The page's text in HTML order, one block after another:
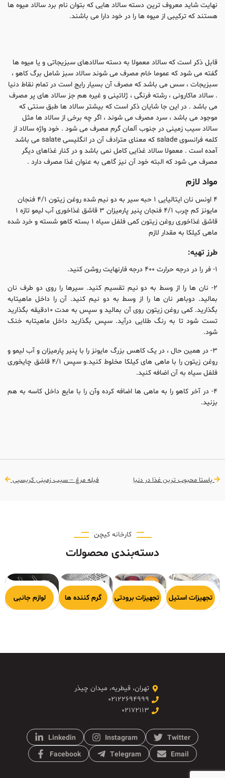
نهایت شاید معروف ترین دسته سالاد هایی که بتوان نام برد سالاد میوه ها
هستند که ترکیبی از میوه ها را در خود دارا می باشند.
قابل ذکر است که سالاد معمولا به دسته سالادهای سبزیجاتی و یا میوه ها
گفته می شود که عموما خام مصرف می شوند سالاد سبز شامل برگ کاهو ،
سبزیجات ، سس می باشد که مصرف آن بسیار رایج است در تمام نقاط دنیا
. سالاد ماکارونی ، رشته فرنگی ، ژلاتینی و غیره هم جز سالاد های پر مصرف
می باشد . در این جا شایان ذکر است که بیشتر سالاد ها طبق سنتی که
موجود می باشد ، سرد مصرف می شوند ، اگر چه برخی از سالاد ها مثل
سالاد سیب زمینی در جنوب آلمان گرم مصرف می شود . خود واژه سالاد از
کلمه فرانسوی salade که معنای مترادف آن در انگلیسی salate می باشد
آمده است . معمولا سالاد غذایی کامل نمی باشد و در کنار غذاهای دیگر
مصرف می شود که البته خود آن نیز گاهی به عنوان غذا مصرف دارد .
مواد لازم
۴ اونس نان ایتالیایی ۱ حبه سیر به دو نیم شده روغن زیتون ۴/۱ فنجان
مایونز کم چرب ۴/۱ فنجان پنیر پارمیزان ۳ قاشق غذاخوری آب لیمو تازه ۱
قاشق غذاخوری روغن زیتون کمی فلفل سیاه ۱ بسته کاهو شسته و خرد شده
ماهی کیلکا به مقدار لازم
طرز تهیه:
۱- فر را در درجه حرارت ۴۰۰ درجه فارنهایت روشن کنید.
۲- نان ها را از وسط به دو نیم تقسیم کنید. سیرها را روی دو طرف نان
بمالید. دوباهر نان ها را از وسط به دو نیم کنید. آن را داخل ماهیتابه
بگذارید. کمی روغن زیتون روی آن بمالید و سپس به مدت ۱۰دقیقه بگذارید
تست شود تا به رنگ طلایی درآید. سپس بگذارید داخل ماهیتابه خنک
شود.
۳- در همین حال ، در یک کاهس بزرگ مایونز را با پنیر پارمیزان و آب لیمو و
روغن زیتون را با ماهی های کیلکا مخلوط کنید.و سپس ۴/۱ قاشق چایخوری
فلفل سیاه به آن اضافه کنید.
۴- در آخر کاهو را به ماهی ها اضافه کرده وآن را با مایع داخل کاسه به هم
بزنید.
پاستا محبوب ترین غذا در دنیا فیله مرغ – سیب زمینی کریسپی
کارخانه کیچن
دسته‌بندی محصولات
پخت
تجهیزات استیل
تجهیزات برودتی گرم کننده ها لوازم جانبی
تهران، قیطریه، میدان چیذر
۰۲۱۲۲۶۹۴۹۹۹
۰۲۱۷۲۱۱۳
Linkedin Instagram
Twitter
Facebook
Telegram Email